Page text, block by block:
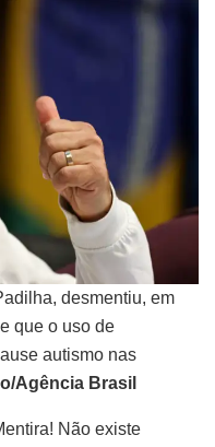
desmentiu, em
que o uso de
autismo nas
Agência Brasil
Não existe